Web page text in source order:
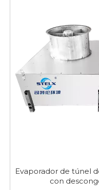
Evaporador de túnel
con